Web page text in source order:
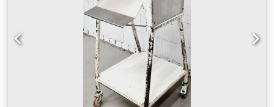
combinada Adecuada para todo tipo de masas para
enrollar y formar barras largas Ancho de enrollado 800
mm Construcción en acero inoxidable Para líneas de pan
con descarga transversal Capacidad hasta 3.000
piezas/hora Conexión 400V, enchufe CEE 16A
Chedpfxeywacye Akisa Dimensiones aprox.: 1650 x 1000 x
1950 mm (An x Pr x Al) Máquina usada